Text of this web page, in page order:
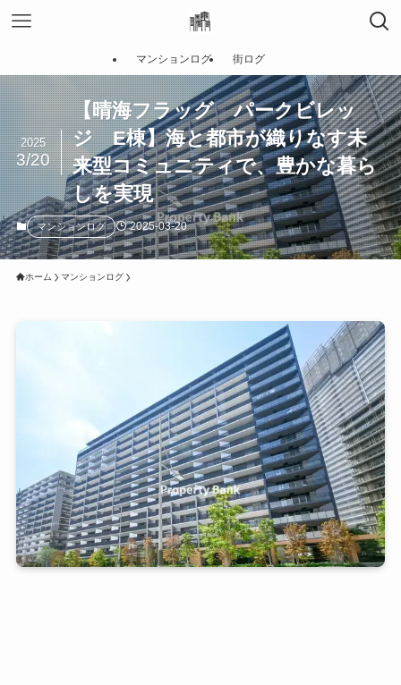
マンションログ 街ログ
【晴海フラッグ パークビレッ
ジ E棟】海と都市が織りなす未
来型コミュニティで、豊かな暮ら
しを実現
2025
3/20
マンションログ 2025-03-20
ホーム マンションログ